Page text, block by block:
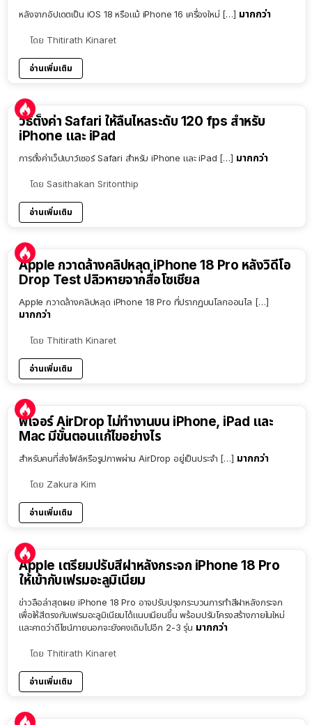
หลังจากอัปเดตเป็น iOS 18 หรือแม้ iPhone 16 เครื่องใหม่ […] มากกว่า
โดย Thitirath Kinaret
อ่านเพิ่มเติม
วิธีตั้งค่า Safari ให้ลื่นไหลระดับ 120 fps สำหรับ
iPhone และ iPad
การตั้งค่าเว็ปเบาว์เซอร์ Safari สำหรับ iPhone และ iPad […] มากกว่า
โดย Sasithakan Sritonthip
อ่านเพิ่มเติม
Apple กวาดล้างคลิปหลุด iPhone 18 Pro หลังวิดีโอ
Drop Test ปลิวหายจากสื่อโซเชียล
Apple กวาดล้างคลิปหลุด iPhone 18 Pro ที่ปรากฏบนโลกออนไล […]
มากกว่า
โดย Thitirath Kinaret
อ่านเพิ่มเติม
ฟีเจอร์ AirDrop ไม่ทำงานบน iPhone, iPad และ
Mac มีขั้นตอนแก้ไขอย่างไร
สำหรับคนที่ส่งไฟล์หรือรูปภาพผ่าน AirDrop อยู่เป็นประจำ […] มากกว่า
โดย Zakura Kim
อ่านเพิ่มเติม
Apple เตรียมปรับสีฝาหลังกระจก iPhone 18 Pro
ให้เข้ากับเฟรมอะลูมิเนียม
ข่าวลือล่าสุดเผย iPhone 18 Pro อาจปรับปรุงกระบวนการทำสีฝาหลังกระจก
เพื่อให้สีตรงกับเฟรมอะลูมิเนียมได้แนบเนียนขึ้น พร้อมปรับโครงสร้างภายในใหม่
และคาดว่าดีไซน์ภายนอกจะยังคงเดิมไปอีก 2-3 รุ่น มากกว่า
โดย Thitirath Kinaret
อ่านเพิ่มเติม